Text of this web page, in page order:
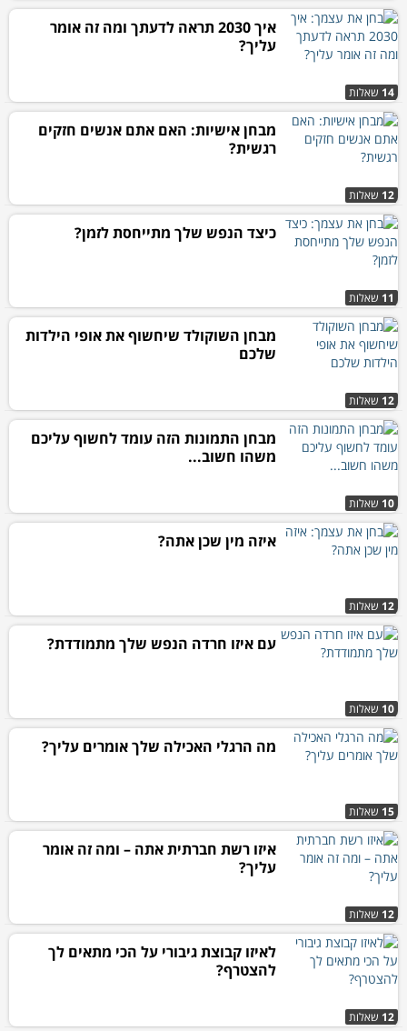
14 שאלות
איך 2030 תראה לדעתך ומה זה אומר
עליך?
12 שאלות
מבחן אישיות: האם אתם אנשים חזקים
רגשית?
11 שאלות
כיצד הנפש שלך מתייחסת לזמן?
12 שאלות
מבחן השוקולד שיחשוף את אופי הילדות
שלכם
10 שאלות
מבחן התמונות הזה עומד לחשוף עליכם
משהו חשוב...
12 שאלות
איזה מין שכן אתה?
10 שאלות
עם איזו חרדה הנפש שלך מתמודדת?
15 שאלות
מה הרגלי האכילה שלך אומרים עליך?
12 שאלות
איזו רשת חברתית אתה – ומה זה אומר
עליך?
12 שאלות
לאיזו קבוצת גיבורי על הכי מתאים לך
להצטרף?